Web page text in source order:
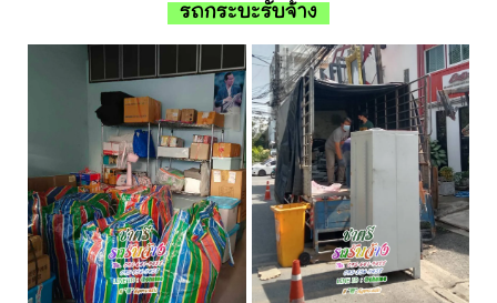
รถกระบะรับจ้าง